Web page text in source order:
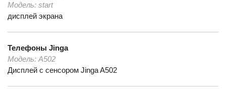
Модель: start
дисплей экрана
Телефоны Jinga
Модель: А502
Дисплей с сенсором Jinga A502